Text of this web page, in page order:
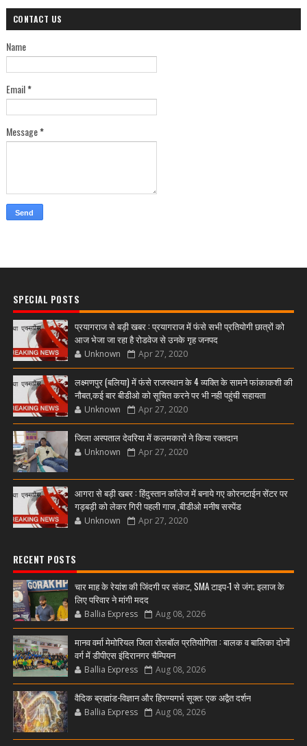
CONTACT US
Name
Email*
Message*
SPECIAL POSTS
प्रयागराज से बड़ी खबर : प्रयागराज में फंसे सभी प्रतियोगी छात्रों को
आज भेजा जा रहा है रोडवेज से उनके गृह जनपद
Unknown Apr 27, 2020
लक्ष्मणपुर (बलिया) में फंसे राजस्थान के 4 व्यक्ति के सामने फांकाकशी की
नौबत,कई बार बीडीओ को सूचित करने पर भी नही पहुंची सहायता
Unknown Apr 27, 2020
जिला अस्पताल देवरिया में कलमकारों ने किया रक्तदान
Unknown Apr 27, 2020
आगरा से बड़ी खबर : हिंदुस्तान कॉलेज में बनाये गए कोरनटाईन सेंटर पर
गड़बड़ी को लेकर गिरी पहली गाज ,बीडीओ मनीष सस्पेंड
Unknown Apr 27, 2020
RECENT POSTS
चार माह के रेयांश की जिंदगी पर संकट, SMA टाइप-1 से जंग; इलाज के
लिए परिवार ने मांगी मदद
Ballia Express Aug 08, 2026
मानव वर्मा मेमोरियल जिला रोलबॉल प्रतियोगिता : बालक व बालिका दोनों
वर्ग में डीपीएस इंदिरानगर चैम्पियन
Ballia Express Aug 08, 2026
वैदिक ब्रह्मांड-विज्ञान और हिरण्यगर्भ सूक्त: एक अद्वैत दर्शन
Ballia Express Aug 08, 2026